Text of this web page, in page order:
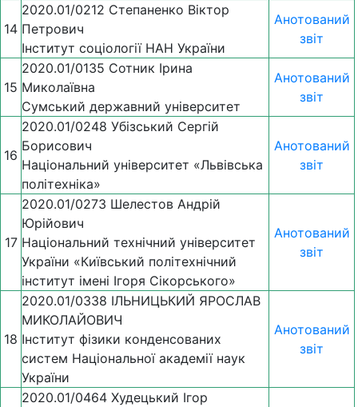
14
2020.01/0212 Степаненко Віктор
Петрович
Інститут соціології НАН України
Анотований
звіт
15
2020.01/0135 Сотник Ірина
Миколаївна
Сумський державний університет
Анотований
звіт
16
2020.01/0248 Убізський Сергій
Борисович
Національний університет «Львівська
політехніка»
Анотований
звіт
17
2020.01/0273 Шелестов Андрій
Юрійович
Національний технічний університет
України «Київський політехнічний
інститут імені Ігоря Сікорського»
Анотований
звіт
18
2020.01/0338 ІЛЬНИЦЬКИЙ ЯРОСЛАВ
МИКОЛАЙОВИЧ
Інститут фізики конденсованих
систем Національної академії наук
України
Анотований
звіт
2020.01/0464 Худецький Ігор